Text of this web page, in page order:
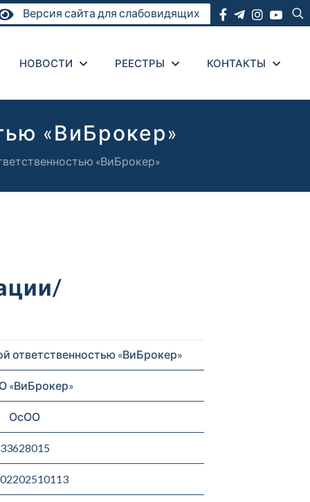
Версия сайта для слабовидящих
НОВОСТИ РЕЕСТРЫ КОНТАКТЫ
«ВиБрокер»
«ВиБрокер»
ответственностью «ВиБрокер»
«ВиБрокер»
ОсОО
33628015